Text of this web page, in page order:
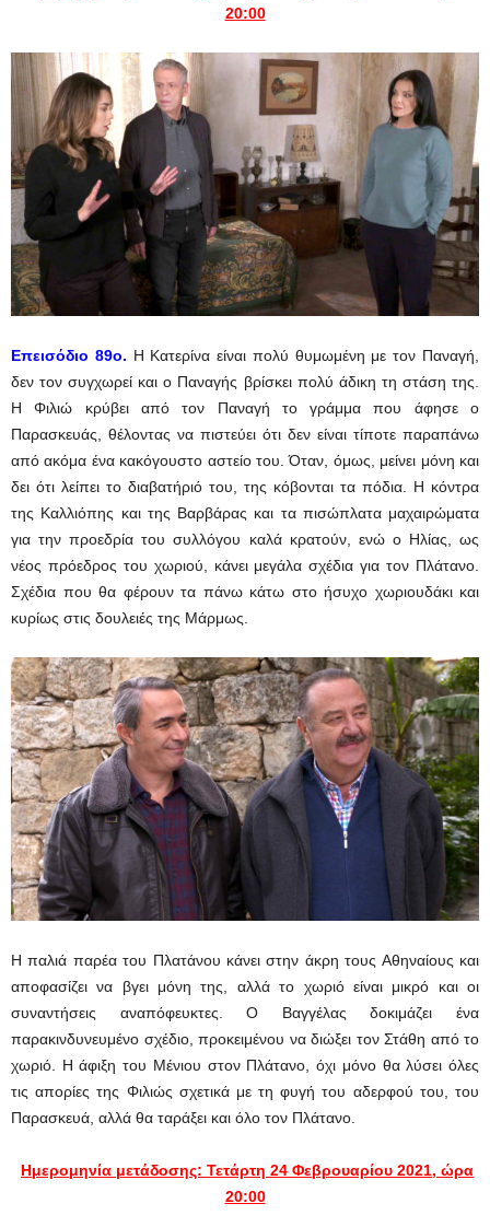
20:00
Eπεισόδιο 89ο. Η Κατερίνα είναι πολύ θυμωμένη με τον Παναγή,
δεν τον συγχωρεί και ο Παναγής βρίσκει πολύ άδικη τη στάση της.
Η Φιλιώ κρύβει από τον Παναγή το γράμμα που άφησε ο
Παρασκευάς, θέλοντας να πιστεύει ότι δεν είναι τίποτε παραπάνω
από ακόμα ένα κακόγουστο αστείο του. Όταν, όμως, μείνει μόνη και
δει ότι λείπει το διαβατήριό του, της κόβονται τα πόδια. Η κόντρα
της Καλλιόπης και της Βαρβάρας και τα πισώπλατα μαχαιρώματα
για την προεδρία του συλλόγου καλά κρατούν, ενώ ο Ηλίας, ως
νέος πρόεδρος του χωριού, κάνει μεγάλα σχέδια για τον Πλάτανο.
Σχέδια που θα φέρουν τα πάνω κάτω στο ήσυχο χωριουδάκι και
κυρίως στις δουλειές της Μάρμως.
Η παλιά παρέα του Πλατάνου κάνει στην άκρη τους Αθηναίους και
αποφασίζει να βγει μόνη της, αλλά το χωριό είναι μικρό και οι
συναντήσεις αναπόφευκτες. Ο Βαγγέλας δοκιμάζει ένα
παρακινδυνευμένο σχέδιο, προκειμένου να διώξει τον Στάθη από το
χωριό. Η άφιξη του Μένιου στον Πλάτανο, όχι μόνο θα λύσει όλες
τις απορίες της Φιλιώς σχετικά με τη φυγή του αδερφού του, του
Παρασκευά, αλλά θα ταράξει και όλο τον Πλάτανο.
Ημερομηνία μετάδοσης: Τετάρτη 24 Φεβρουαρίου 2021, ώρα
20:00